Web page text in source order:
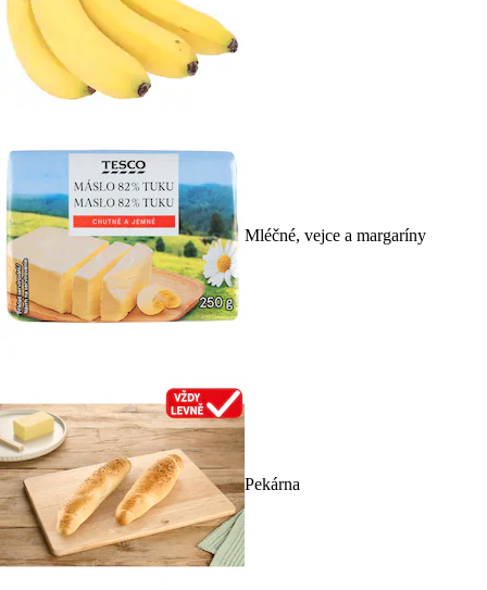
Mléčné, vejce a margaríny
Pekárna